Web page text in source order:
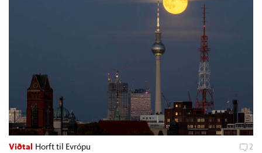
Viðtal Horft til Evrópu 2